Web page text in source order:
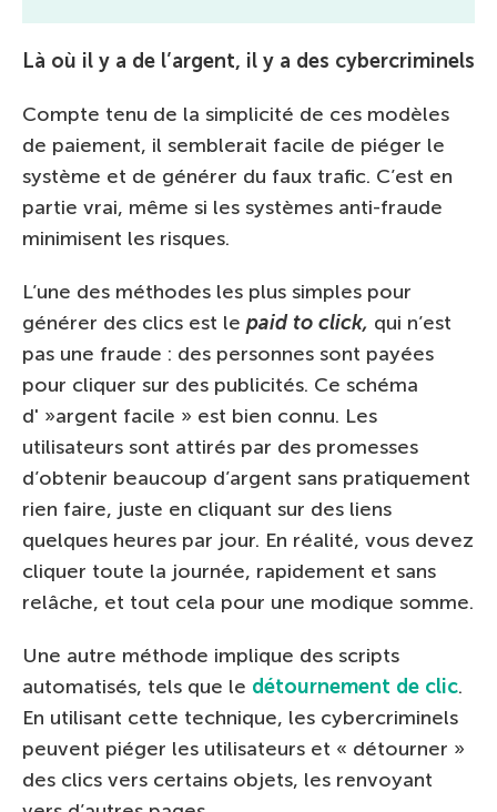
Là où il y a de l’argent, il y a des cybercriminels
Compte tenu de la simplicité de ces modèles
de paiement, il semblerait facile de piéger le
système et de générer du faux trafic. C’est en
partie vrai, même si les systèmes anti-fraude
minimisent les risques.
L’une des méthodes les plus simples pour
générer des clics est le paid to click, qui n’est
pas une fraude : des personnes sont payées
pour cliquer sur des publicités. Ce schéma
d' »argent facile » est bien connu. Les
utilisateurs sont attirés par des promesses
d’obtenir beaucoup d’argent sans pratiquement
rien faire, juste en cliquant sur des liens
quelques heures par jour. En réalité, vous devez
cliquer toute la journée, rapidement et sans
relâche, et tout cela pour une modique somme.
Une autre méthode implique des scripts
automatisés, tels que le détournement de clic.
En utilisant cette technique, les cybercriminels
peuvent piéger les utilisateurs et « détourner »
des clics vers certains objets, les renvoyant